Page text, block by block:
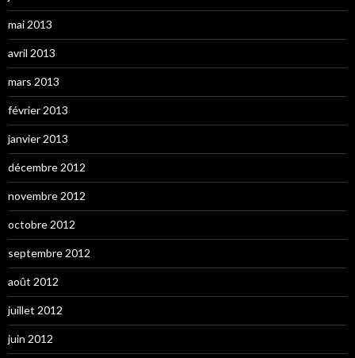
mai 2013
avril 2013
mars 2013
février 2013
janvier 2013
décembre 2012
novembre 2012
octobre 2012
septembre 2012
août 2012
juillet 2012
juin 2012